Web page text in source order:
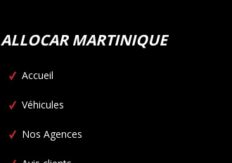
ALLOCAR MARTINIQUE
Accueil
Véhicules
Nos Agences